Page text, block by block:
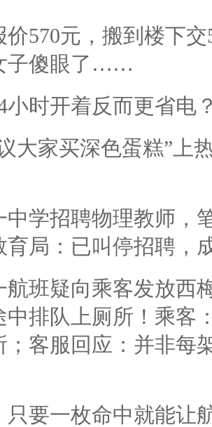
价570元，搬到楼下
子傻眼了……
小时开着反而更省电
大家买深色蛋糕”上
中学招聘物理教师，
育局：已叫停招聘，
航班疑向乘客发放西
中排队上厕所！乘客
；客服回应：并非每
只要一枚命中就能让